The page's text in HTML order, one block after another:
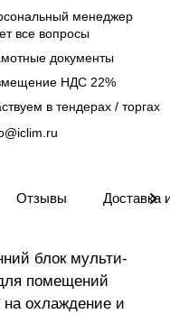
менеджер
все вопросы
документы
НДС 22%
в тендерах / торгах
Отзывы Доставка
блок мульти-
помещений
охлаждение и